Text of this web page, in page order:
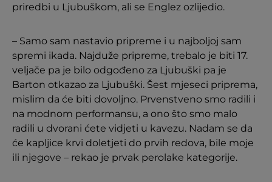
priredbi u Ljubuškom, ali se Englez ozlijedio.
– Samo sam nastavio pripreme i u najboljoj sam
spremi ikada. Najduže pripreme, trebalo je biti 17.
veljače pa je bilo odgođeno za Ljubuški pa je
Barton otkazao za Ljubuški. Šest mjeseci priprema,
mislim da će biti dovoljno. Prvenstveno smo radili i
na modnom performansu, a ono što smo malo
radili u dvorani ćete vidjeti u kavezu. Nadam se da
će kapljice krvi doletjeti do prvih redova, bile moje
ili njegove – rekao je prvak perolake kategorije.